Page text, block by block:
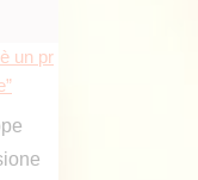
un pr